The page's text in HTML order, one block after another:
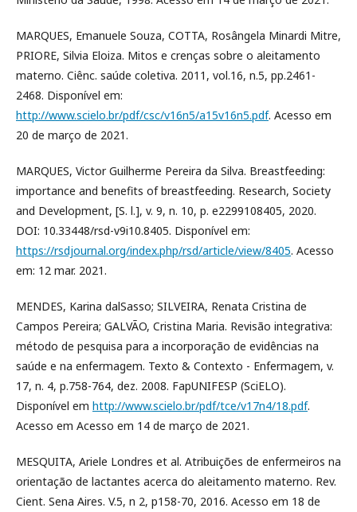
MARQUES, Emanuele Souza, COTTA, Rosângela Minardi Mitre,
PRIORE, Silvia Eloiza. Mitos e crenças sobre o aleitamento
materno. Ciênc. saúde coletiva. 2011, vol.16, n.5, pp.2461-
2468. Disponível em:
http://www.scielo.br/pdf/csc/v16n5/a15v16n5.pdf. Acesso em
20 de março de 2021.
MARQUES, Victor Guilherme Pereira da Silva. Breastfeeding:
importance and benefits of breastfeeding. Research, Society
and Development, [S. l.], v. 9, n. 10, p. e2299108405, 2020.
DOI: 10.33448/rsd-v9i10.8405. Disponível em:
https://rsdjournal.org/index.php/rsd/article/view/8405. Acesso
em: 12 mar. 2021.
MENDES, Karina dalSasso; SILVEIRA, Renata Cristina de
Campos Pereira; GALVÃO, Cristina Maria. Revisão integrativa:
método de pesquisa para a incorporação de evidências na
saúde e na enfermagem. Texto & Contexto - Enfermagem, v.
17, n. 4, p.758-764, dez. 2008. FapUNIFESP (SciELO).
Disponível em http://www.scielo.br/pdf/tce/v17n4/18.pdf.
Acesso em Acesso em 14 de março de 2021.
MESQUITA, Ariele Londres et al. Atribuições de enfermeiros na
orientação de lactantes acerca do aleitamento materno. Rev.
Cient. Sena Aires. V.5, n 2, p158-70, 2016. Acesso em 18 de